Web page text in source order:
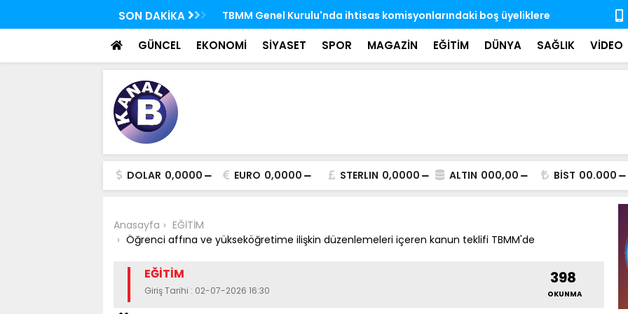
SON DAKİKA
FETÖ'nün suikast timindeki Burkay
TBMM Genel Kurulu'nda ihtisas komisyonlarındaki boş üyeliklere
seçim yapıldı
MSB:
almaya
GÜNCEL EKONOMİ SİYASET SPOR MAGAZİN EĞİTİM DÜNYA SAĞLIK VİDEO
DOLAR 0,0000 EURO 0,0000 STERLIN 0,0000 ALTIN 000,00 BİST 00.000
Anasayfa
EĞİTİM
Öğrenci affına ve yükseköğretime ilişkin düzenlemeleri içeren kanun teklifi TBMM'de
EĞİTİM
Giriş Tarihi : 02-07-2026 16:30
398
OKUNMA